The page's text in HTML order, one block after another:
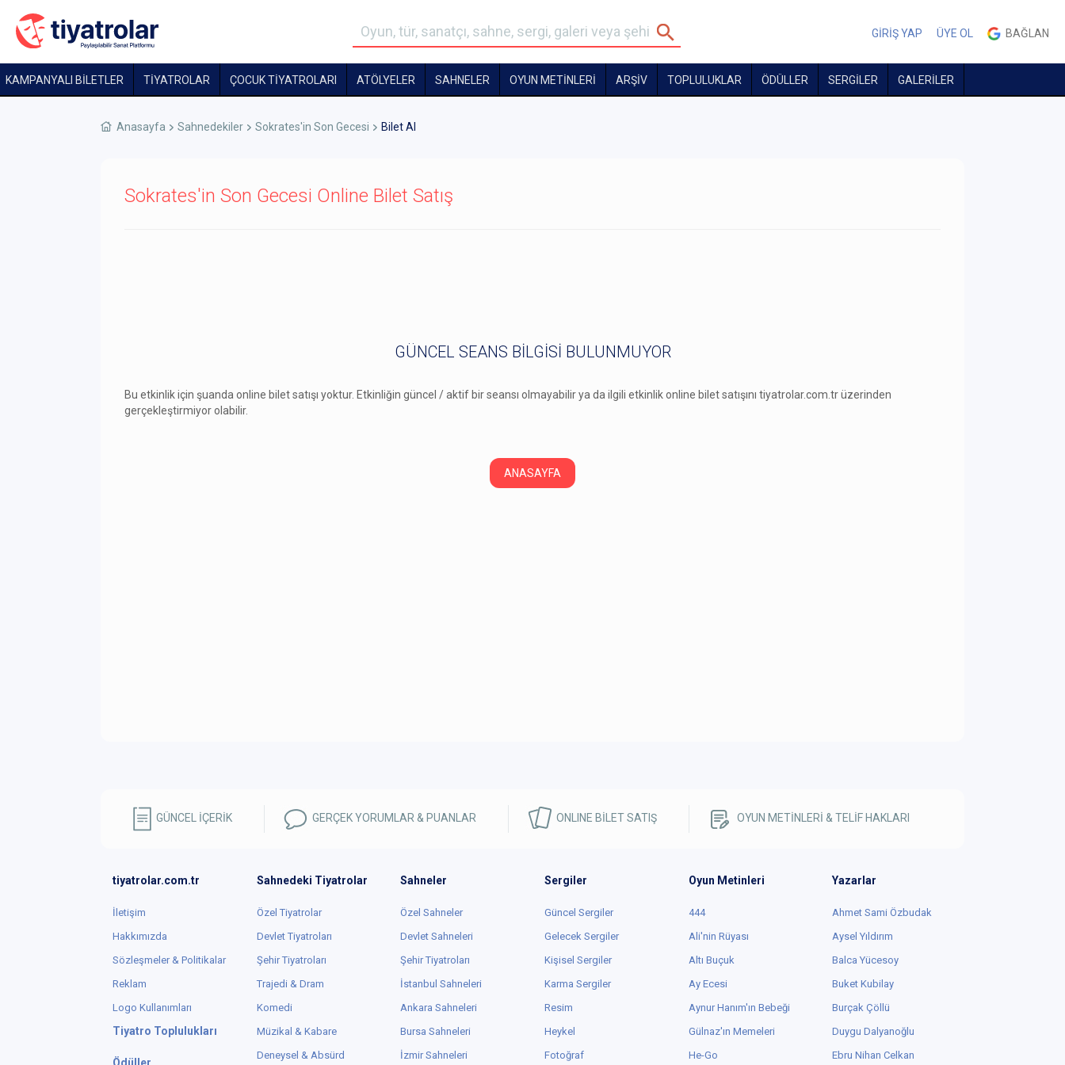
GİRİŞ YAP ÜYE OL BAĞLAN
KAMPANYALI BİLETLER TİYATROLAR ÇOCUK TIYATROLARI ATÖLYELER SAHNELER OYUN METİNLERİ ARŞİV TOPLULUKLAR ÖDÜLLER SERGİLER GALERİLER
Anasayfa Sahnedekiler Sokrates'in Son Gecesi Bilet Al
Sokrates'in Son Gecesi Online Bilet Satış
GÜNCEL SEANS BİLGİSİ BULUNMUYOR
Bu etkinlik için şuanda online bilet satışı yoktur. Etkinliğin güncel / aktif bir seansı olmayabilir ya da ilgili etkinlik online bilet satışını tiyatrolar.com.tr üzerinden
gerçekleştirmiyor olabilir.
ANASAYFA
GÜNCEL İÇERİK GERÇEK YORUMLAR & PUANLAR ONLINE BİLET SATIŞ OYUN METİNLERİ & TELİF HAKLARI
tiyatrolar.com.tr
İletişim
Hakkımızda
Sözleşmeler & Politikalar
Reklam
Logo Kullanımları
Tiyatro Toplulukları
Sahnedeki Tiyatrolar
Özel Tiyatrolar
Devlet Tiyatroları
Şehir Tiyatroları
Trajedi & Dram
Komedi
Müzikal & Kabare
Deneysel & Absürd
Sahneler
Özel Sahneler
Devlet Sahneleri
Şehir Tiyatroları
İstanbul Sahneleri
Ankara Sahneleri
Bursa Sahneleri
İzmir Sahneleri
Sergiler
Güncel Sergiler
Gelecek Sergiler
Kişisel Sergiler
Karma Sergiler
Resim
Heykel
Fotoğraf
Oyun Metinleri
444
Ali'nin Rüyası
Altı Buçuk
Ay Ecesi
Aynur Hanım'ın Bebeği
Gülnaz'ın Memeleri
He-Go
Yazarlar
Ahmet Sami Özbudak
Aysel Yıldırım
Balca Yücesoy
Buket Kubilay
Burçak Çöllü
Duygu Dalyanoğlu
Ebru Nihan Celkan